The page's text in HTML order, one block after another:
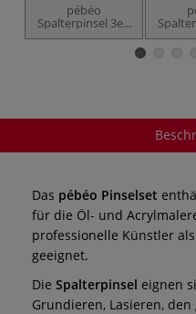
pébéo
Spalterpinsel 3er-
Set, weiße Set,
Das pébéo Pinselset
für die Öl- und
professionelle Künstler
geeignet.
Die Spalterpinsel eignen
Grundieren, Lasieren,